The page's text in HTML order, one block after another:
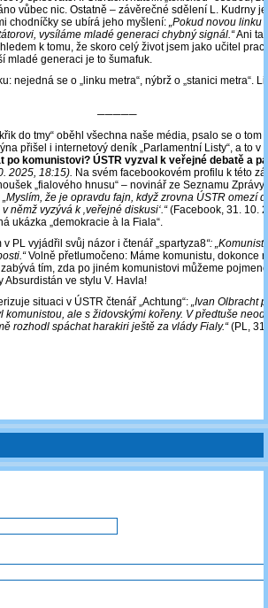
vůbec nic. Ostatně – závěrečné sdělení L. Kudrny
chodníčky se ubírá jeho myšlení: „Pokud novou linku
vysíláme mladé generaci chybný signál.“Ani
k tomu, že skoro celý život jsem jako učitel
mladé generaci je to šumafuk.
nejedná se o „linku metra“, nýbrž o „stanici metra“.
─────
do tmy“ oběhl všechna naše média, psalo se o tom
přišel i internetový deník „Parlamentní Listy“, a to v
po komunistovi? ÚSTR vyzval k veřejné debatě a
2025, 18:15). Na svém facebookovém profilu k této
„fialového hnusu“ – novinář ze Seznamu
„Myslím, že je opravdu fajn, když zrovna ÚSTR omezí
němž vyzývá k ‚veřejné diskusi‘.“(Facebook, 31. 10.
ukázka „demokracie à la Fiala“.
PL vyjádřil svůj názor i čtenář „spartyza8“:
Volně přetlumočeno: Máme komunistu, dokonce
tím, zda po jiném komunistovi můžeme
Absurdistán ve stylu V. Havla!
situaci v ÚSTR čtenář „Achtung“: „Ivan Olbracht
komunistou, ale s židovskými kořeny. V předtuše
rozhodl spáchat harakiri ještě za vlády Fialy.“(PL,